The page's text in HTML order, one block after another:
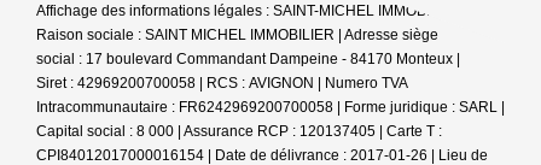
Affichage des informations légales : SAINT-MICHEL IMMOBILIER |
Raison sociale : SAINT MICHEL IMMOBILIER | Adresse siège
social : 17 boulevard Commandant Dampeine - 84170 Monteux |
Siret : 42969200700058 | RCS : AVIGNON | Numero TVA
Intracommunautaire : FR6242969200700058 | Forme juridique : SARL |
Capital social : 8 000 | Assurance RCP : 120137405 | Carte T :
CPI84012017000016154 | Date de délivrance : 2017-01-26 | Lieu de